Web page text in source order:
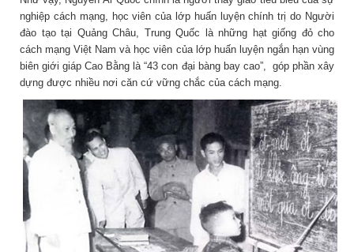
nghiệp cách mạng, học viên của lớp huấn luyện chính trị do Người
đào tạo tại Quảng Châu, Trung Quốc là những hạt giống đỏ cho
cách mạng Việt Nam và học viên của lớp huấn luyện ngắn hạn vùng
biên giới giáp Cao Bằng là “43 con đại bàng bay cao”, góp phần xây
dựng được nhiều nơi căn cứ vững chắc của cách mạng.